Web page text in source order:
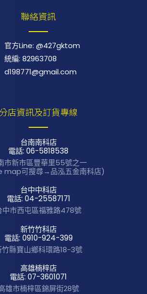
聯絡資訊
官方Line: @427gktom
統編: 82963708
d198771@gmail.com
分店資訊及訂貨專線
台南南科店
電話: 06-5818538
市新市區豐華里55號之一
map可搜尋→品泓五金南科店)
台中中科店
電話: 04-25587171
中市西屯區福雅路478號
新竹竹科店
電話: 0910-924-399
竹縣寶山鄉科環路18-3號
高雄楠梓店
電話: 07-3601071
雄市楠梓區錦屏街28號